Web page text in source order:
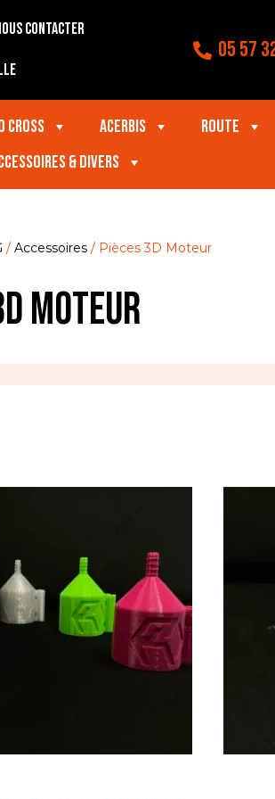
contacter
05 57
Cross Acerbis Route
& divers
/ Accessoires/ Pièces 3D Moteur
Moteur